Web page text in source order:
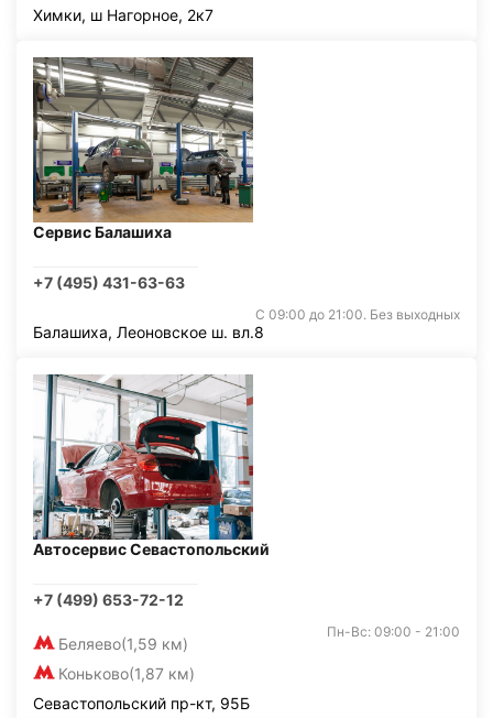
Химки, ш Нагорное, 2к7
Сервис Балашиха
+7 (495) 431-63-63
С 09:00 до 21:00. Без выходных
Балашиха, Леоновское ш. вл.8
Автосервис Севастопольский
+7 (499) 653-72-12
Беляево(1,59 км)
Коньково(1,87 км)
Пн-Вс: 09:00 - 21:00
Севастопольский пр-кт, 95Б